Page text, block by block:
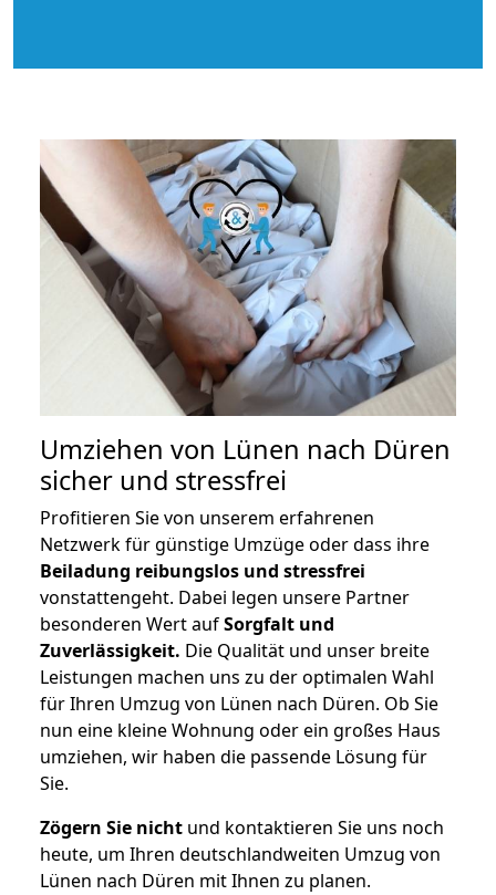
Umziehen von Lünen nach Düren
sicher und stressfrei
Profitieren Sie von unserem erfahrenen
Netzwerk für günstige Umzüge oder dass ihre
Beiladung reibungslos und stressfrei
vonstattengeht. Dabei legen unsere Partner
besonderen Wert aufSorgfalt und
Zuverlässigkeit. Die Qualität und unser breite
Leistungen machen uns zu der optimalen Wahl
für Ihren Umzug von Lünen nach Düren. Ob Sie
nun eine kleine Wohnung oder ein großes Haus
umziehen, wir haben die passende Lösung für
Sie.
Zögern Sie nicht und kontaktieren Sie uns noch
heute, um Ihren deutschlandweiten Umzug von
Lünen nach Düren mit Ihnen zu planen.